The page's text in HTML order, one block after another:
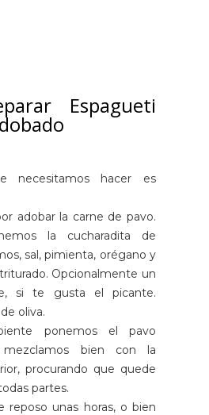
Espagueti
necesitamos hacer es
adobar la carne de pavo.
la cucharadita de
sal, pimienta, orégano y
Opcionalmente un
si te gusta el picante.
oliva.
ponemos el pavo
bien con la
procurando que quede
partes.
reposo unas horas, o bien